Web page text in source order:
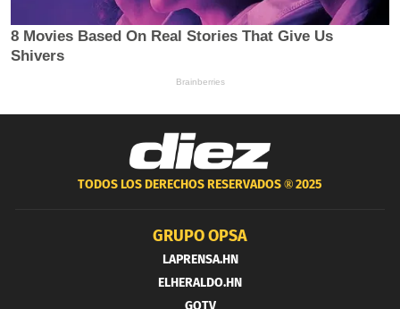
TODOS LOS DERECHOS RESERVADOS ®2025
GRUPO OPSA
LAPRENSA.HN
ELHERALDO.HN
GOTV